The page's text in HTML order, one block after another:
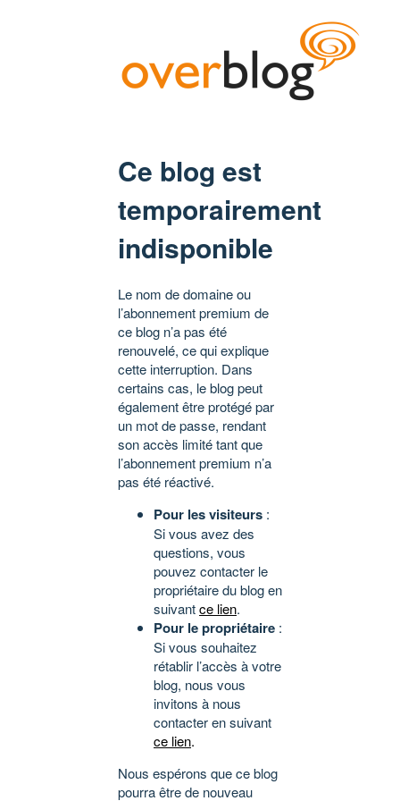
Ce blog est
temporairement
indisponible
Le nom de domaine ou
l’abonnement premium de
ce blog n’a pas été
renouvelé, ce qui explique
cette interruption. Dans
certains cas, le blog peut
également être protégé par
un mot de passe, rendant
son accès limité tant que
l’abonnement premium n’a
pas été réactivé.
Pour les visiteurs :
Si vous avez des
questions, vous
pouvez contacter le
propriétaire du blog en
suivantce lien.
Pour le propriétaire :
Si vous souhaitez
rétablir l’accès à votre
blog, nous vous
invitons à nous
contacter en suivant
ce lien.
Nous espérons que ce blog
pourra être de nouveau